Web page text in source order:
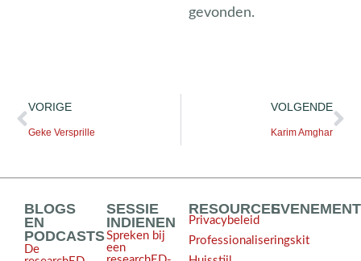
gevonden.
VORIGE
Geke Versprille
VOLGENDE
Karim Amghar
BLOGS
EN
PODCASTS
De
SESSIE
INDIENEN
Spreken bij
een
RESOURCES
Privacybeleid
Professionaliseringskit